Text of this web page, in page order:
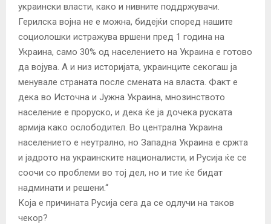
украински власти, како и нивните поддржувачи.
Герилска војна не е можна, бидејќи според нашите
социолошки истражува вршени пред 1 година на
Украина, само 30% од населението на Украина е готово
да војува. А и низ историјата, украинците секогаш ја
менувале страната после смената на власта. Факт е
дека во Источна и Јужна Украина, мнозинството
население е проруско, и дека ќе ја дочека руската
армија како ослободител. Во централна Украина
населението е неутрално, но Западна Украина е сржта
и јадрото на украинските националисти, и Русија ќе се
соочи со проблеми во тој дел, но и тие ќе бидат
надминати и решени.“
Која е причината Русија сега да се одлучи на таков
чекор?